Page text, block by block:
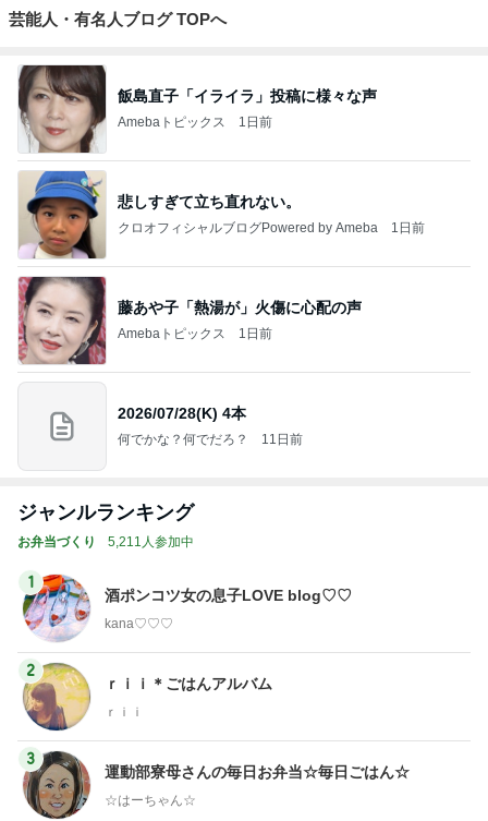
芸能人・有名人ブログ TOPへ
飯島直子「イライラ」投稿に様々な声
Amebaトピックス 1日前
悲しすぎて立ち直れない。
クロオフィシャルブログPowered by Ameba 1日前
藤あや子「熱湯が」火傷に心配の声
Amebaトピックス 1日前
2026/07/28(K) 4本
何でかな？何でだろ？ 11日前
ジャンルランキング
お弁当づくり 5,211人参加中
1
酒ポンコツ女の息子LOVE blog♡♡
kana♡♡♡
2
ｒｉｉ＊ごはんアルバム
ｒｉｉ
3
運動部寮母さんの毎日お弁当☆毎日ごはん☆
☆はーちゃん☆